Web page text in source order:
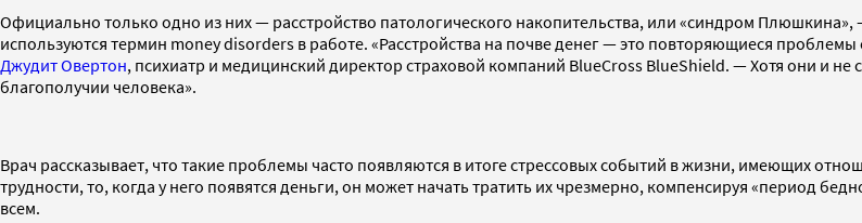
Официально только одно из них — расстройство патологического накопительства, или «синдром
используются термин money disorders в работе. «Расстройства на почве денег — это повторяющиеся
Джудит Овертон, психиатр и медицинский директор страховой компаний BlueCross BlueShield. — Хотя они и
благополучии человека».
Врач рассказывает, что такие проблемы часто появляются в итоге стрессовых событий в жизни, имеющих
трудности, то, когда у него появятся деньги, он может начать тратить их чрезмерно, компенсируя «период
всем.